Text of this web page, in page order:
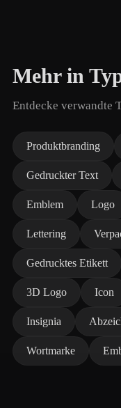
Mehr in
Entdecke verwandte
Produktbranding
Gedruckter Text
Emblem Logo
Lettering
Gedrucktes Etikett
3D Logo Icon
Insignia
Wortmarke